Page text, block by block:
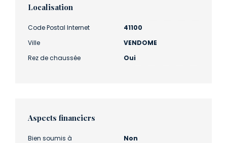
Localisation
Code Postal Internet
41100
Ville
VENDOME
Rez de chaussée
Oui
Aspects financiers
Bien soumis à
Non